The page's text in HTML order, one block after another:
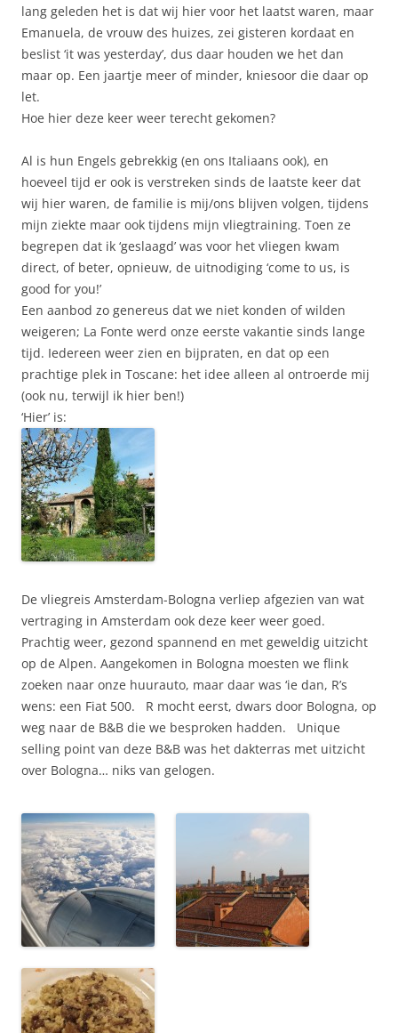
lang geleden het is dat wij hier voor het laatst waren, maar
Emanuela, de vrouw des huizes, zei gisteren kordaat en
beslist ‘it was yesterday’, dus daar houden we het dan
maar op. Een jaartje meer of minder, kniesoor die daar op
let.
Hoe hier deze keer weer terecht gekomen?
Al is hun Engels gebrekkig (en ons Italiaans ook), en
hoeveel tijd er ook is verstreken sinds de laatste keer dat
wij hier waren, de familie is mij/ons blijven volgen, tijdens
mijn ziekte maar ook tijdens mijn vliegtraining. Toen ze
begrepen dat ik ‘geslaagd’ was voor het vliegen kwam
direct, of beter, opnieuw, de uitnodiging ‘come to us, is
good for you!’
Een aanbod zo genereus dat we niet konden of wilden
weigeren; La Fonte werd onze eerste vakantie sinds lange
tijd. Iedereen weer zien en bijpraten, en dat op een
prachtige plek in Toscane: het idee alleen al ontroerde mij
(ook nu, terwijl ik hier ben!)
‘Hier’ is:
De vliegreis Amsterdam-Bologna verliep afgezien van wat
vertraging in Amsterdam ook deze keer weer goed.
Prachtig weer, gezond spannend en met geweldig uitzicht
op de Alpen. Aangekomen in Bologna moesten we flink
zoeken naar onze huurauto, maar daar was ‘ie dan, R’s
wens: een Fiat 500. R mocht eerst, dwars door Bologna, op
weg naar de B&B die we besproken hadden. Unique
selling point van deze B&B was het dakterras met uitzicht
over Bologna… niks van gelogen.